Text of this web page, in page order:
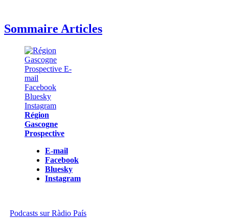
Sommaire Articles
Région
Gascogne
Prospective
E-mail
Facebook
Bluesky
Instagram
Podcasts sur Ràdio País